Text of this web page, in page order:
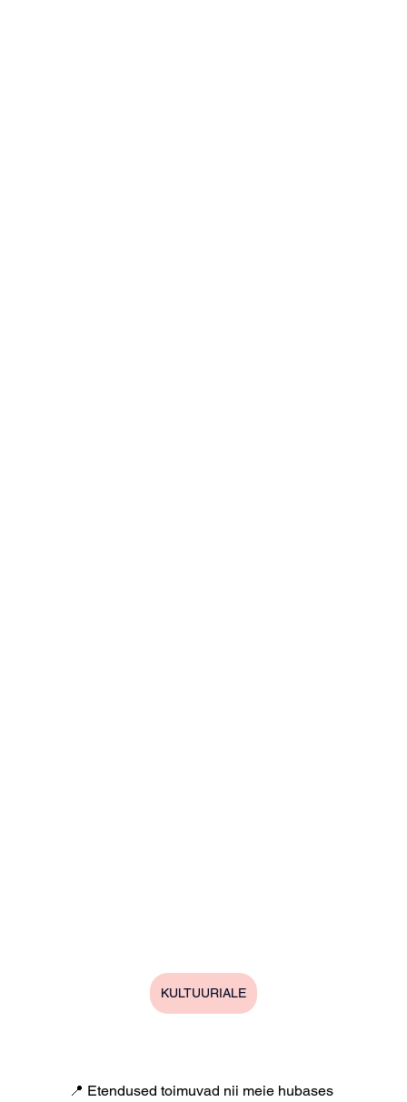
KULTUURIALE
📍 Etendused toimuvad nii meie hubases